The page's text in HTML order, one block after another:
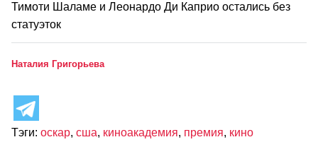
Тимоти Шаламе и Леонардо Ди Каприо остались без
статуэток
Наталия Григорьева
Тэги: оскар, сша, киноакадемия, премия, кино